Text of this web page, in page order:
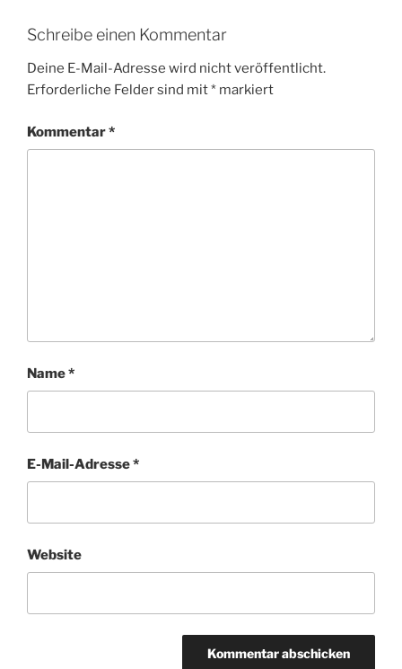
Schreibe einen Kommentar
Deine E-Mail-Adresse wird nicht veröffentlicht.
Erforderliche Felder sind mit* markiert
Kommentar*
Name*
E-Mail-Adresse*
Website